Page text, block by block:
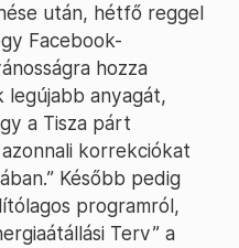
után, hétfő reggel
Facebook-
hozza
legújabb anyagát,
a Tisza párt
korrekciókat
Később pedig
programról,
Terv” a